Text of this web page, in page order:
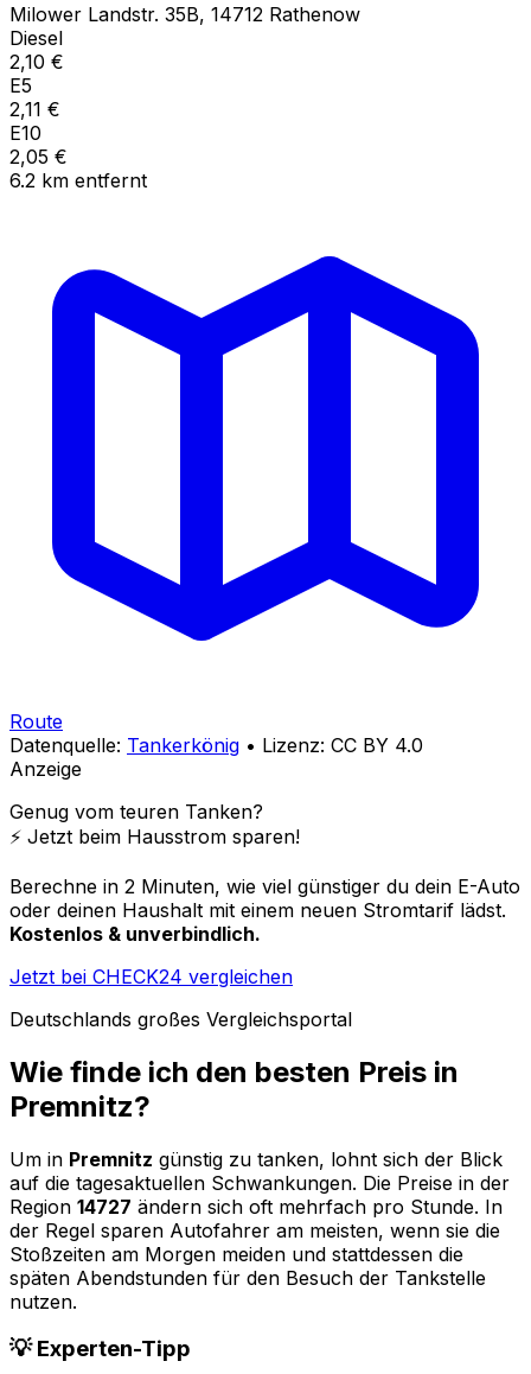
Milower Landstr. 35B, 14712 Rathenow
Diesel
2,10 €
E5
2,11 €
E10
2,05 €
6.2 km entfernt
Route
Datenquelle: Tankerkönig • Lizenz: CC BY 4.0
Anzeige
Genug vom teuren Tanken?
⚡️ Jetzt beim Hausstrom sparen!
Berechne in 2 Minuten, wie viel günstiger du dein E-Auto
oder deinen Haushalt mit einem neuen Stromtarif lädst.
Kostenlos & unverbindlich.
Jetzt bei CHECK24 vergleichen
Deutschlands großes Vergleichsportal
Wie finde ich den besten Preis in
Premnitz?
Um in Premnitz günstig zu tanken, lohnt sich der Blick
auf die tagesaktuellen Schwankungen. Die Preise in der
Region 14727 ändern sich oft mehrfach pro Stunde. In
der Regel sparen Autofahrer am meisten, wenn sie die
Stoßzeiten am Morgen meiden und stattdessen die
späten Abendstunden für den Besuch der Tankstelle
nutzen.
💡 Experten-Tipp